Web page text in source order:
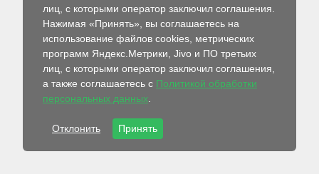
лиц, с которыми оператор заключил соглашения.
Нажимая «Принять», вы соглашаетесь на
использование файлов cookies, метрических
программ Яндекс.Метрики, Jivo и ПО третьих
лиц, с которыми оператор заключил соглашения,
а также соглашаетесь с Политикой обработки
персональных данных
Отклонить Принять